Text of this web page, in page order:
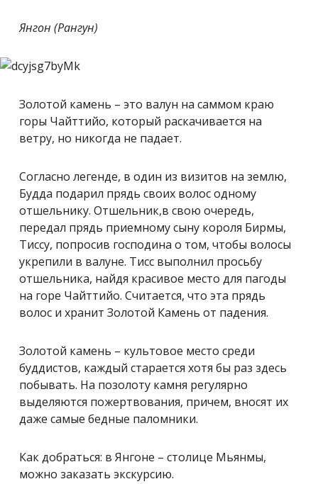
Янгон (Рангун)
Золотой камень – это валун на саммом краю
горы Чайттийо, который раскачивается на
ветру, но никогда не падает.
Согласно легенде, в один из визитов на землю,
Будда подарил прядь своих волос одному
отшельнику. Отшельник,в свою очередь,
передал прядь приемному сыну короля Бирмы,
Тиссу, попросив господина о том, чтобы волосы
укрепили в валуне. Тисс выполнил просьбу
отшельника, найдя красивое место для пагоды
на горе Чайттийо. Считается, что эта прядь
волос и хранит Золотой Камень от падения.
Золотой камень – культовое место среди
буддистов, каждый старается хотя бы раз здесь
побывать. На позолоту камня регулярно
выделяются пожертвования, причем, вносят их
даже самые бедные паломники.
Как добраться: в Янгоне – столице Мьянмы,
можно заказать экскурсию.